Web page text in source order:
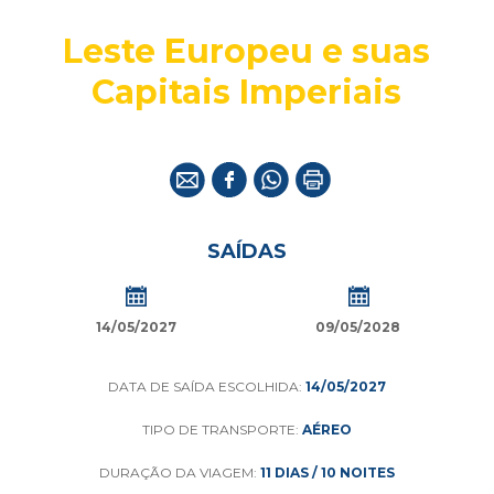
Leste Europeu e suas
Capitais Imperiais
SAÍDAS
14/05/2027 09/05/2028
DATA DE SAÍDA ESCOLHIDA: 14/05/2027
TIPO DE TRANSPORTE: AÉREO
DURAÇÃO DA VIAGEM: 11 DIAS / 10 NOITES